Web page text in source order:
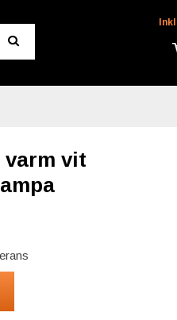
Inkl
varm vit